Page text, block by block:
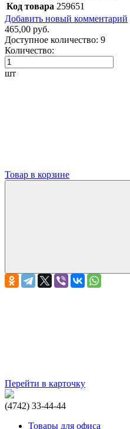
Код товара 259651
Добавить новый комментарий
465,00 руб.
Доступное количество: 9
Количество:
шт
Товар в корзине
Перейти в карточку
(4742) 33-44-44
Товары для офиса